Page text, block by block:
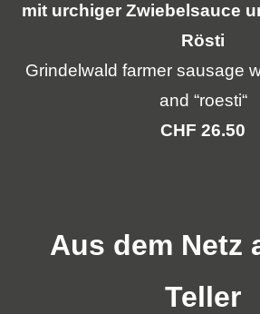
mit urchiger Zwiebelsauce
Rösti
Grindelwald farmer sausage
and “roesti“
CHF 26.50
Aus dem Netz
Teller